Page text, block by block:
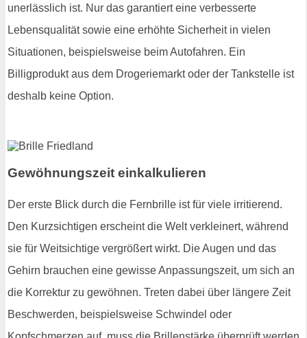
unerlässlich ist. Nur das garantiert eine verbesserte
Lebensqualität sowie eine erhöhte Sicherheit in vielen
Situationen, beispielsweise beim Autofahren. Ein
Billigprodukt aus dem Drogeriemarkt oder der Tankstelle ist
deshalb keine Option.
Gewöhnungszeit einkalkulieren
Der erste Blick durch die Fernbrille ist für viele irritierend.
Den Kurzsichtigen erscheint die Welt verkleinert, während
sie für Weitsichtige vergrößert wirkt. Die Augen und das
Gehirn brauchen eine gewisse Anpassungszeit, um sich an
die Korrektur zu gewöhnen. Treten dabei über längere Zeit
Beschwerden, beispielsweise Schwindel oder